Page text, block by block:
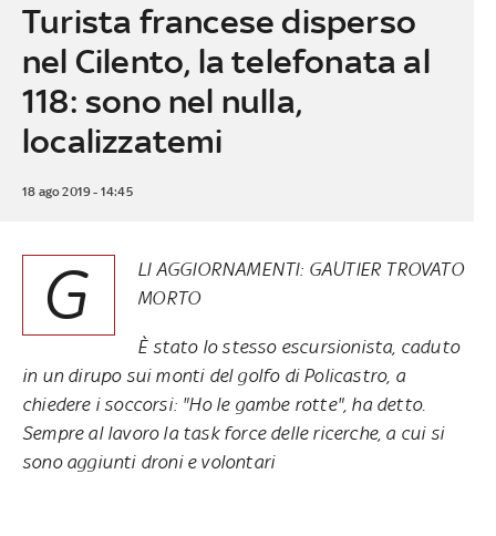
Turista francese disperso
nel Cilento, la telefonata al
118: sono nel nulla,
localizzatemi
18 ago 2019 - 14:45
G
LI AGGIORNAMENTI: GAUTIER TROVATO
MORTO
È stato lo stesso escursionista, caduto
in un dirupo sui monti del golfo di Policastro, a
chiedere i soccorsi: "Ho le gambe rotte", ha detto.
Sempre al lavoro la task force delle ricerche, a cui si
sono aggiunti droni e volontari